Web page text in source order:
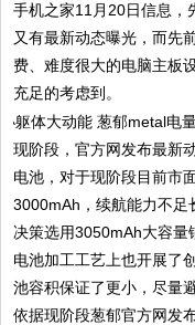
手机之家11月20日信息，
又有最新动态曝光，而先
费、难度很大的电脑主板
充足的考虑到。
现阶段，官方网发布最新
电池，对于现阶段目前市
3000mAh，续航能力不足
决策选用3050mAh大容
电池加工工艺上也开展了
池容积保证了更小，尽量
依据现阶段葱郁官方网发